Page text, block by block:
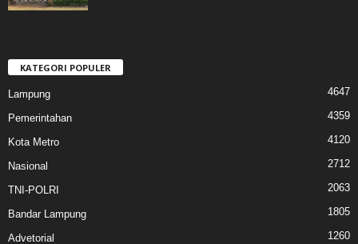
KATEGORI POPULER
Lampung 4647
Pemerintahan 4359
Kota Metro 4120
Nasional 2712
TNI-POLRI 2063
Bandar Lampung 1805
Advetorial 1260